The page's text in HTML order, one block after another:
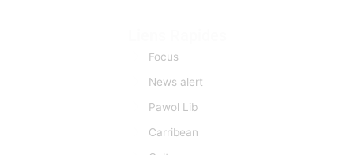
Focus
News alert
Pawol Lib
Carribean